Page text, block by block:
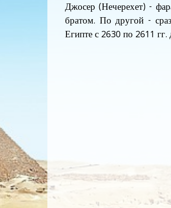
Джосер (Нечерехет) -
братом. По другой -
Египте с 2630 по 2611 гг.